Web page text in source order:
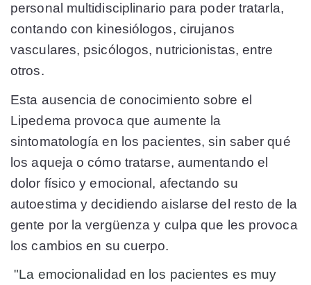
personal multidisciplinario para poder tratarla,
contando con kinesiólogos, cirujanos
vasculares, psicólogos, nutricionistas, entre
otros.
Esta ausencia de conocimiento sobre el
Lipedema provoca que aumente la
sintomatología en los pacientes, sin saber qué
los aqueja o cómo tratarse, aumentando el
dolor físico y emocional, afectando su
autoestima y decidiendo aislarse del resto de la
gente por la vergüenza y culpa que les provoca
los cambios en su cuerpo.
"La emocionalidad en los pacientes es muy